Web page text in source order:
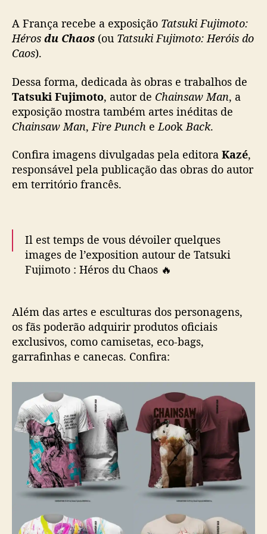
u
k
j
i
m
o
o
:
d
a
o
s
n
t
e
c
e
n
a
F
a
A França recebe a exposição Tatsuki Fujimoto:
Héros du Chaos (ou Tatsuki Fujimoto: Heróis do
Caos).
Dessa forma, dedicada às obras e trabalhos de
Tatsuki Fujimoto, autor de Chainsaw Man, a
exposição mostra também artes inéditas de
Chainsaw Man,Fire Punch eLookBack.
Confira imagens divulgadas pela editora Kazé,
responsável pela publicação das obras do autor
em território francês.
Il est temps de vous dévoiler quelques
images de l’exposition autour de Tatsuki
Fujimoto : Héros du Chaos 🔥
📸 Marielle Brie pour FIBD/9eArt+
pic.twitter.com/VkEnbz9dVQ
Além das artes e esculturas dos personagens,
os fãs poderão adquirir produtos oficiais
exclusivos, como camisetas, eco-bags,
garrafinhas e canecas. Confira: